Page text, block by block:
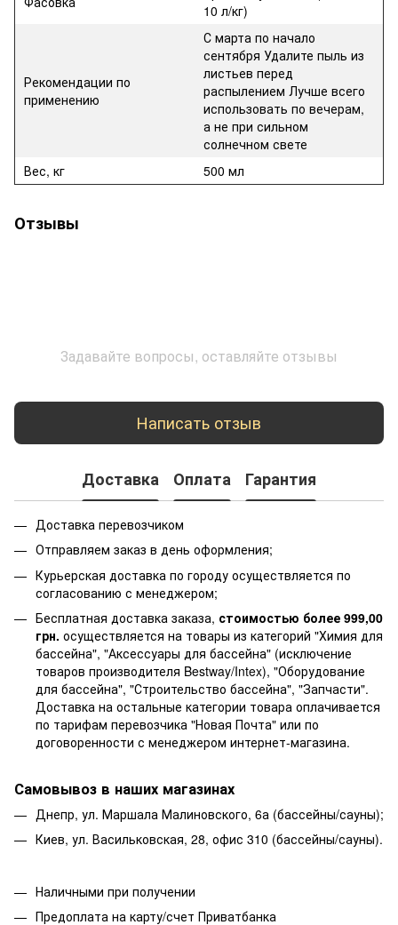
10 л/кг)
Рекомендации по
применению
С марта по начало
сентября Удалите пыль из
листьев перед
распылением Лучше всего
использовать по вечерам,
а не при сильном
солнечном свете
Вес, кг
500 мл
Отзывы
Задавайте вопросы, оставляйте отзывы
Написать отзыв
Доставка Оплата Гарантия
Доставка перевозчиком
Отправляем заказ в день оформления;
Курьерская доставка по городу осуществляется по
согласованию с менеджером;
Бесплатная доставка заказа, стоимостью более 999,00
грн. осуществляется на товары из категорий "Химия для
бассейна", "Аксессуары для бассейна" (исключение
товаров производителя Bestway/Intex), "Оборудование
для бассейна", "Строительство бассейна", "Запчасти".
Доставка на остальные категории товара оплачивается
по тарифам перевозчика "Новая Почта" или по
договоренности с менеджером интернет-магазина.
Самовывоз в наших магазинах
Днепр, ул. Маршала Малиновского, 6а (бассейны/сауны);
Киев, ул. Васильковская, 28, офис 310 (бассейны/сауны).
Наличными при получении
Предоплата на карту/счет Приватбанка